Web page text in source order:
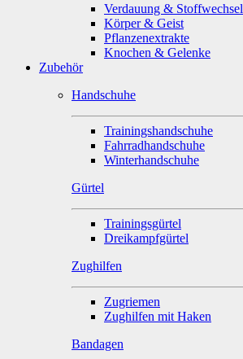
Verdauung & Stoffwechsel
Körper & Geist
Pflanzenextrakte
Knochen & Gelenke
Zubehör
Handschuhe
Trainingshandschuhe
Fahrradhandschuhe
Winterhandschuhe
Gürtel
Trainingsgürtel
Dreikampfgürtel
Zughilfen
Zugriemen
Zughilfen mit Haken
Bandagen